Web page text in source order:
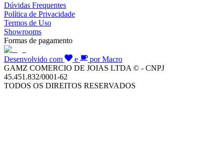
Dúvidas Frequentes
Política de Privacidade
Termos de Uso
Showrooms
Formas de pagamento
Desenvolvido com e
por Macro
GAMZ COMERCIO DE JOIAS LTDA © - CNPJ
45.451.832/0001-62
TODOS OS DIREITOS RESERVADOS